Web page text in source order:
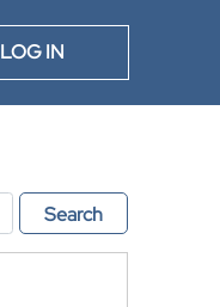
LOG IN
Search